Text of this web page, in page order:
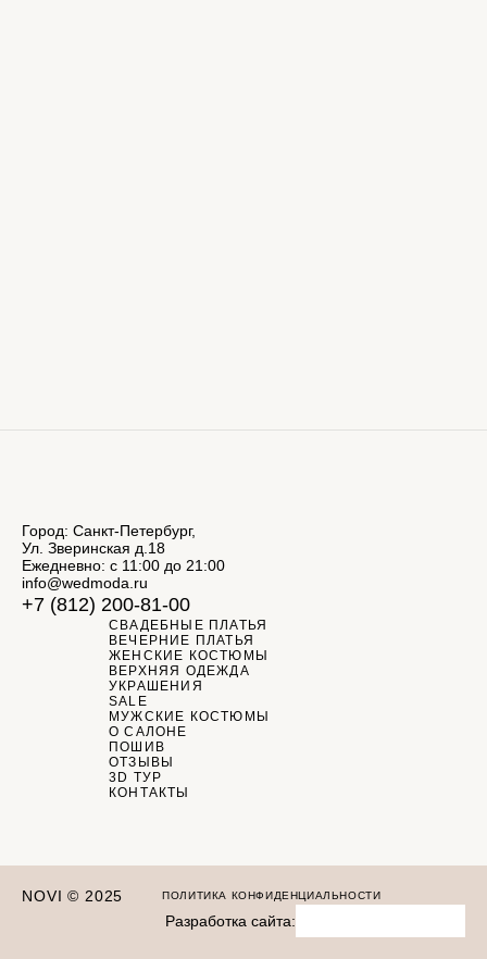
Город: Санкт-Петербург,
Ул. Зверинская д.18
Ежедневно: с 11:00 до 21:00
info@wedmoda.ru
+7 (812) 200-81-00
СВАДЕБНЫЕ ПЛАТЬЯ
ВЕЧЕРНИЕ ПЛАТЬЯ
ЖЕНСКИЕ КОСТЮМЫ
ВЕРХНЯЯ ОДЕЖДА
УКРАШЕНИЯ
SALE
МУЖСКИЕ КОСТЮМЫ
О САЛОНЕ
ПОШИВ
ОТЗЫВЫ
3D ТУР
КОНТАКТЫ
NOVI © 2025 ПОЛИТИКА КОНФИДЕНЦИАЛЬНОСТИ
Разработка сайта: